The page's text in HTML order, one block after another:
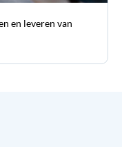
en leveren van